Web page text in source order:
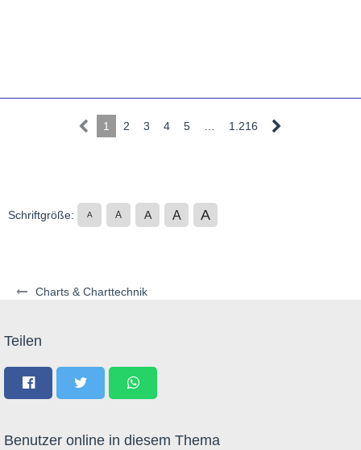
Charts & Charttechnik
1 2 3 4 5 1.216
Schriftgröße: A A A A A
Teilen
Benutzer online in diesem Thema